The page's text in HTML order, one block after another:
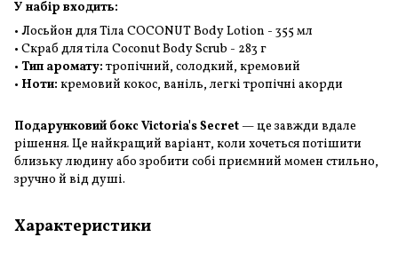
У набір входить:
• Лосьйон для Тіла COCONUT Body Lotion - 355 мл
• Скраб для тіла Coconut Body Scrub - 283 г
• Тип аромату: тропічний, солодкий, кремовий
• Ноти: кремовий кокос, ваніль, легкі тропічні акорди
Подарунковий бокс Victoria's Secret — це завжди вдале
рішення. Це найкращий варіант, коли хочеться потішити
близьку людину або зробити собі приємний момен стильно,
зручно й від душі.
Характеристики